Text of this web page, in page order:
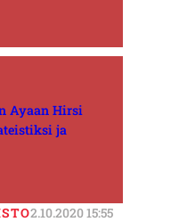
Ayaan Hirsi
ja
2.10.2020 15:55